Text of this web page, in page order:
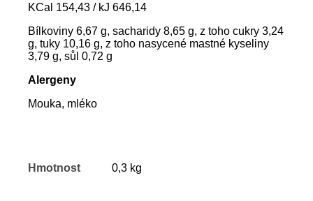
KCal 154,43 / kJ 646,14
Bílkoviny 6,67 g, sacharidy 8,65 g, z toho cukry 3,24
g, tuky 10,16 g, z toho nasycené mastné kyseliny
3,79 g, sůl 0,72 g
Alergeny
Mouka, mléko
Hmotnost 0,3 kg